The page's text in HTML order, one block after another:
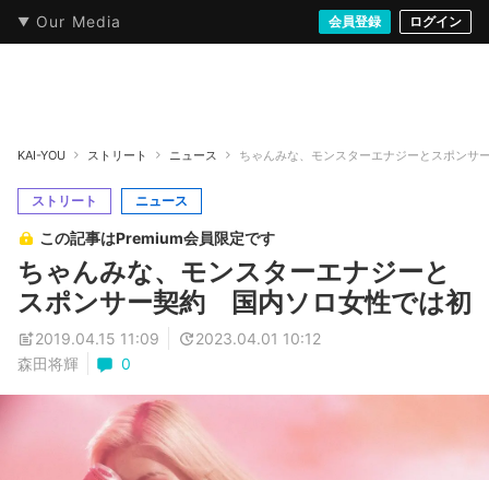
Our Media 会員登録 ログイン
本・文芸 情報化社会 音楽・映像 ゲームストリート
KAI-YOU ストリート ニュース ちゃんみな、モンスターエナジーとスポン
ストリート ニュース
この記事はPremium会員限定です
ちゃんみな、モンスターエナジーと
スポンサー契約 国内ソロ女性では初
2019.04.15 11:09
2023.04.01 10:12
森田将輝
0